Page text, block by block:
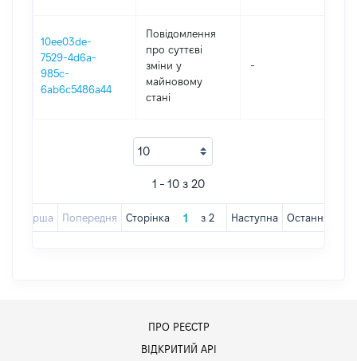
10ee03de-
7529-4d6a-
985c-
6ab6c5486a44
Повідомлення
про суттєві
зміни y
майновому
стані
-
1 - 10 з 20
Перша Попередня Сторінка з 2 Наступна Остання
ПРО РЕЄСТР
ВІДКРИТИЙ АРІ